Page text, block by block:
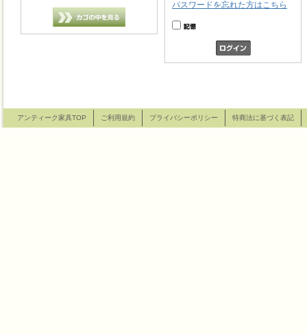
パスワードを忘れた方はこちら
アンティーク家具TOP ご利用規約 プライバシーポリシー 特商法に基づく表記